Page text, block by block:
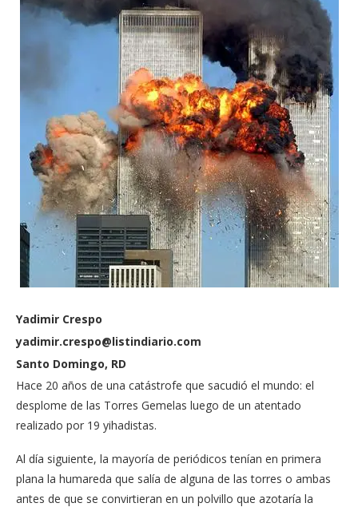
Yadimir Crespo
yadimir.crespo@listindiario.com
Santo Domingo, RD
Hace 20 años de una catástrofe que sacudió el mundo: el
desplome de las Torres Gemelas luego de un atentado
realizado por 19 yihadistas.
Al día siguiente, la mayoría de periódicos tenían en primera
plana la humareda que salía de alguna de las torres o ambas
antes de que se convirtieran en un polvillo que azotaría la